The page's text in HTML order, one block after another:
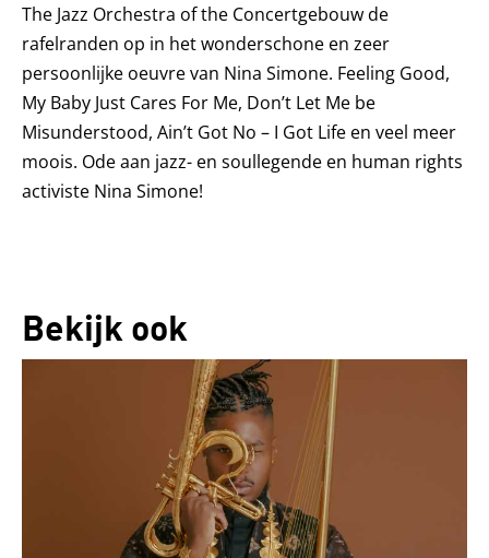
The Jazz Orchestra of the Concertgebouw de
rafelranden op in het wonderschone en zeer
persoonlijke oeuvre van Nina Simone. Feeling Good,
My Baby Just Cares For Me, Don’t Let Me be
Misunderstood, Ain’t Got No – I Got Life en veel meer
moois. Ode aan jazz- en soullegende en human rights
activiste Nina Simone!
Bekijk ook